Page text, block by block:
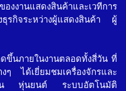
องงานแสดงสินค้าและเวทีการ
ธุรกิจระหว่างผู้แสดงสินค้า ผู้
ดขึ้นภายในงานตลอดทั้งสี่วัน ที่
ๆ ได้เยี่ยมชมเครื่องจักรและ
น หุ่นยนต์ ระบบอัตโนมัติ